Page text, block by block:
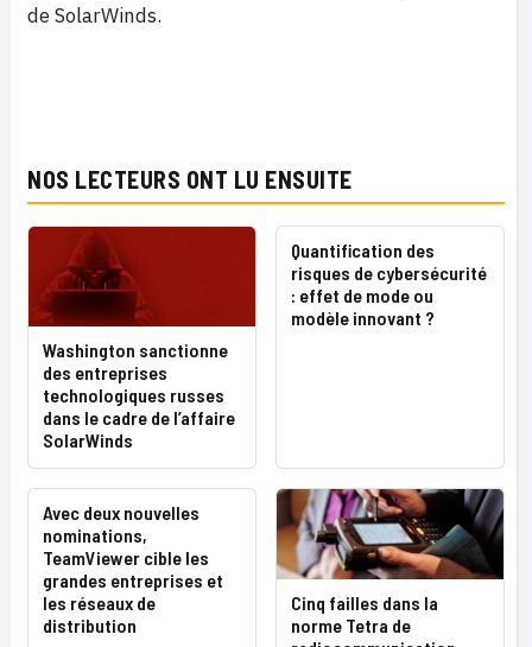
de SolarWinds.
NOS LECTEURS ONT LU ENSUITE
Washington sanctionne
des entreprises
technologiques russes
dans le cadre de l’affaire
SolarWinds
Quantification des
risques de cybersécurité
: effet de mode ou
modèle innovant ?
Avec deux nouvelles
nominations,
TeamViewer cible les
grandes entreprises et
les réseaux de
distribution
Cinq failles dans la
norme Tetra de